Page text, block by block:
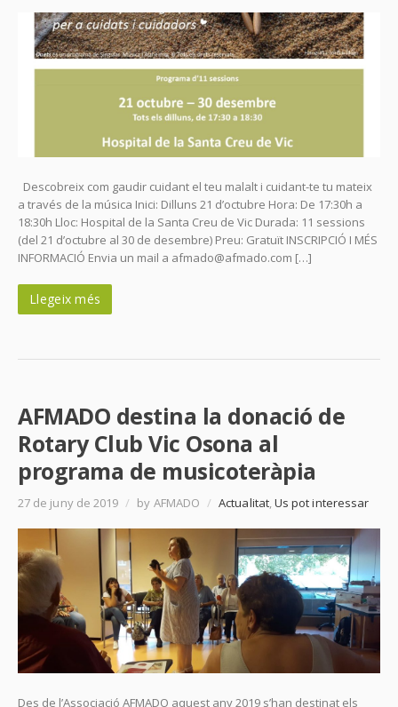
Descobreix com gaudir cuidant el teu malalt i cuidant-te tu mateix
a través de la música Inici: Dilluns 21 d’octubre Hora: De 17:30h a
18:30h Lloc: Hospital de la Santa Creu de Vic Durada: 11 sessions
(del 21 d’octubre al 30 de desembre) Preu: Gratuït INSCRIPCIÓ I MÉS
INFORMACIÓ Envia un mail a afmado@afmado.com […]
Llegeix més
AFMADO destina la donació de
Rotary Club Vic Osona al
programa de musicoteràpia
27 de juny de 2019 / by AFMADO / Actualitat,Us pot interessar
Des de l’Associació AFMADO aquest any 2019 s’han destinat els